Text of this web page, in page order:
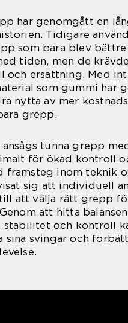
har genomgått en
Tidigare
som bara blev
tiden, men de
och ersättning. Med
som gummi har
nytta av mer
grepp.
tunna grepp
för ökad kontroll
framsteg inom teknik
sig att individuell
att välja rätt grepp
att hitta
stabilitet och kontroll
sina svingar och